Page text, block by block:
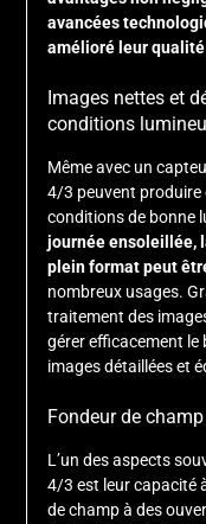
avancées
amélioré leur qualité
Images nettes et
conditions
Même avec un
4/3 peuvent produire
conditions de bonne
journée ensoleillée,
plein format peut
nombreux usages.
traitement des
gérer efficacement le
images détaillées et
Fondeur de
L’un des aspects
4/3 est leur capacité
de champ à des